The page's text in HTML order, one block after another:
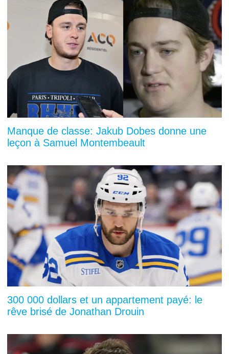
Manque de classe: Jakub Dobes donne une
leçon à Samuel Montembeault
300 000 dollars et un appartement payé: le
rêve brisé de Jonathan Drouin